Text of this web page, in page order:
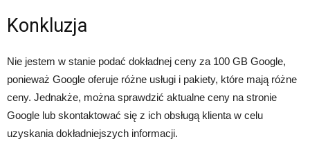
Konkluzja
Nie jestem w stanie podać dokładnej ceny za 100 GB Google,
ponieważ Google oferuje różne usługi i pakiety, które mają różne
ceny. Jednakże, można sprawdzić aktualne ceny na stronie
Google lub skontaktować się z ich obsługą klienta w celu
uzyskania dokładniejszych informacji.